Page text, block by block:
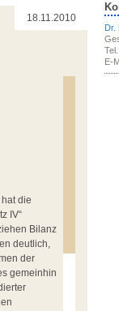
18.11.2010
die
IV“
Bilanz
deutlich,
der
gemeinhin
Dr.
E-